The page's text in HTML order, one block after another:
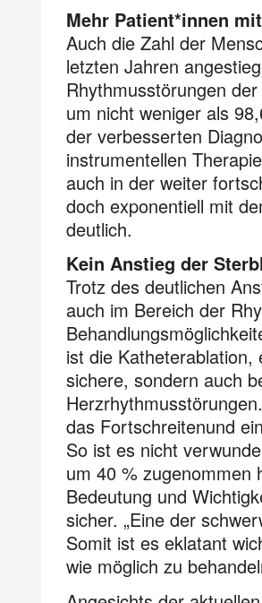
Mehr Patient*innen
Auch die Zahl der
letzten Jahren
Rhythmusstörungen
um nicht weniger als
der verbesserten
instrumentellen
auch in der weiter
doch exponentiell mit
deutlich.
Kein Anstieg der
Trotz des deutlichen
auch im Bereich der
ist die
sichere, sondern auch
das Fortschreitenund
So ist es nicht
um 40 % zugenommen
Bedeutung und
sicher. „Eine der
Somit ist es eklatant
wie möglich zu